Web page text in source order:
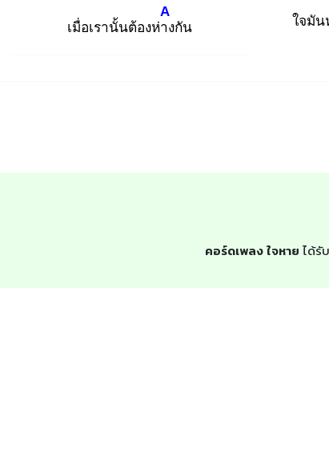
เมื่อเรานั้นต้องห่าง
A
กัน
ใจมัน
คอร์ดเพลง ใจหาย ได้รั